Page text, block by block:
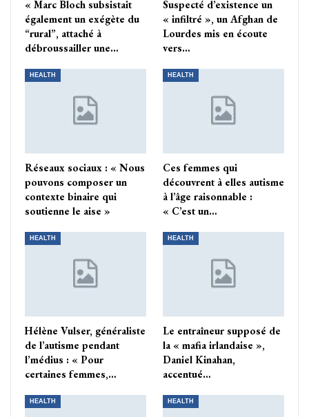
« Marc Bloch subsistait
également un exégète du
“rural”, attaché à
débroussailler une…
Suspecté d’existence un
« infiltré », un Afghan de
Lourdes mis en écoute
vers…
HEALTH
Réseaux sociaux : « Nous
pouvons composer un
contexte binaire qui
soutienne le aise »
HEALTH
Ces femmes qui
découvrent à elles autisme
à l’âge raisonnable :
« C’est un…
HEALTH
Hélène Vulser, généraliste
de l’autisme pendant
l’médius : « Pour
certaines femmes,…
HEALTH
Le entraîneur supposé de
la « mafia irlandaise »,
Daniel Kinahan,
accentué…
HEALTH HEALTH